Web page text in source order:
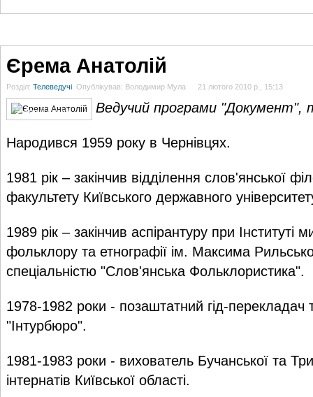
Єрема Анатолій
Розділ: Телеведучі Опублікував: Володимир Мула 21 лютого 2010 р., 15:13
Анатолій Єрема Ведучий програми "Документ",
Народився 1959 року в Чернівцях.
1981 рік – закінчив відділення слов'янської
факультету Київського державного
1989 рік – закінчив аспірантуру при Інституті
фольклору та етнографії ім. Максима
спеціальністю "Слов'янська Фольклористика".
1978-1982 роки - позаштатний гід-перекладач
"Інтурбюро".
1981-1983 роки - вихователь Бучанської та
інтернатів Київської області.